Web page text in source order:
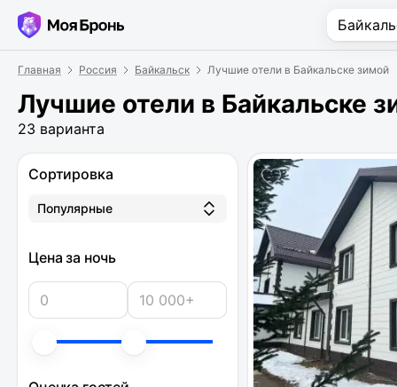
Главная Россия Байкальск Лучшие отели в Байкальске зимой
Лучшие отели в Байкальске
23 варианта
Сортировка
Популярные
Цена за ночь